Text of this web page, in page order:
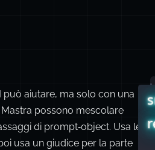
me why the deploy failed.
può aiutare, ma solo con una
possono mescolare
di prompt‑object. Usa le
usa un giudice per la parte